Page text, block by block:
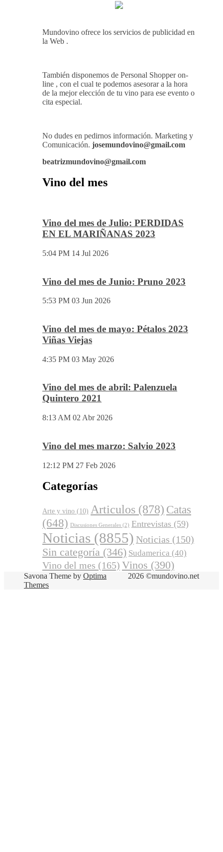
Mundovino ofrece los servicios de publicidad en
la Web .
También disponemos de Personal Shopper on-
line , con el cual te podemos asesorar a la hora
de la mejor elección de tu vino para ese evento o
cita especial.
No dudes en pedirnos información. Marketing y
Comunicación. josemundovino@gmail.com
beatrizmundovino@gmail.com
Vino del mes
Vino del mes de Julio: PERDIDAS
EN EL MARIÑANAS 2023
5:04 PM 14 Jul 2026
Vino del mes de Junio: Pruno 2023
5:53 PM 03 Jun 2026
Vino del mes de mayo: Pétalos 2023
Viñas Viejas
4:35 PM 03 May 2026
Vino del mes de abril: Palenzuela
Quintero 2021
8:13 AM 02 Abr 2026
Vino del mes marzo: Salvio 2023
12:12 PM 27 Feb 2026
Categorías
Arte y vino (10) Articulos (878) Catas
(648) Discusiones Generales (2) Entrevistas (59)
Noticias (8855) Noticias (150)
Sin categoría (346) Sudamerica (40)
Vino del mes (165) Vinos (390)
2026 ©mundovino.net
Savona Theme by Optima
Themes